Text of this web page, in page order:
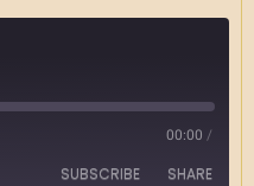
00:00 /
SUBSCRIBE SHARE